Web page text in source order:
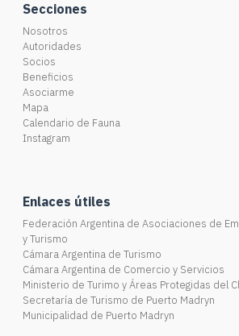
Secciones
Nosotros
Autoridades
Socios
Beneficios
Asociarme
Mapa
Calendario de Fauna
Instagram
Enlaces útiles
Federación Argentina de Asociaciones de
y Turismo
Cámara Argentina de Turismo
Cámara Argentina de Comercio y Servicios
Ministerio de Turimo y Áreas Protegidas del
Secretaría de Turismo de Puerto Madryn
Municipalidad de Puerto Madryn